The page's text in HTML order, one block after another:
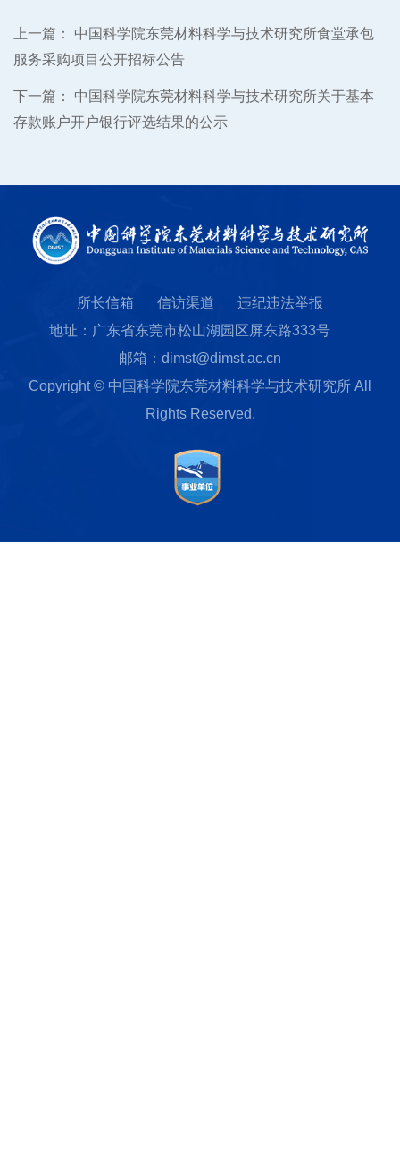
上一篇：
中国科学院东莞材料科学与技术研究所食堂承包
服务采购项目公开招标公告
下一篇：
中国科学院东莞材料科学与技术研究所关于基本
存款账户开户银行评选结果的公示
所长信箱 信访渠道
违纪违法举报
地址：广东省东莞市松山湖园区屏东路333号
邮箱：dimst@dimst.ac.cn
Copyright © 中国科学院东莞材料科学与技术研究所 All
Rights Reserved.